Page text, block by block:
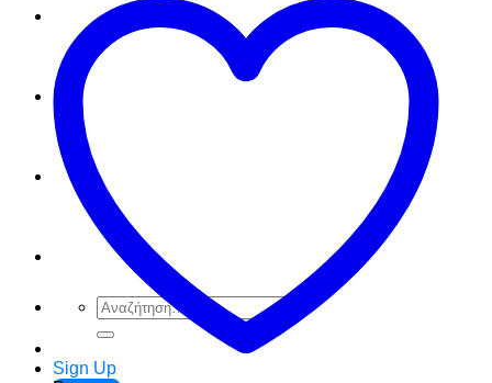
Checkout
Cart
Ελληνικά
English
Αναζήτηση
για:
Sign Up